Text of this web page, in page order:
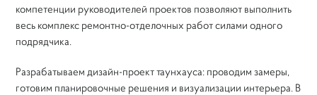
Ремонт таунхаусов
компетенции руководителей проектов позволяют выполнить
весь комплекс ремонтно-отделочных работ силами одного
подрядчика.
Разрабатываем дизайн-проект таунхауса: проводим замеры,
готовим планировочные решения и визуализации интерьера. В